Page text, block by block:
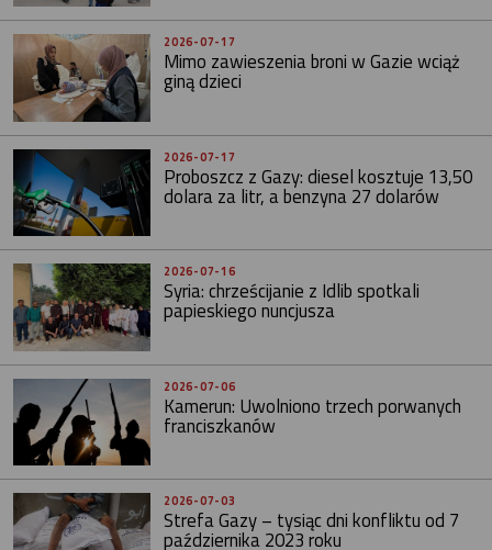
2026-07-17
Mimo zawieszenia broni w Gazie wciąż
giną dzieci
2026-07-17
Proboszcz z Gazy: diesel kosztuje 13,50
dolara za litr, a benzyna 27 dolarów
2026-07-16
Syria: chrześcijanie z Idlib spotkali
papieskiego nuncjusza
2026-07-06
Kamerun: Uwolniono trzech porwanych
franciszkanów
2026-07-03
Strefa Gazy – tysiąc dni konfliktu od 7
października 2023 roku